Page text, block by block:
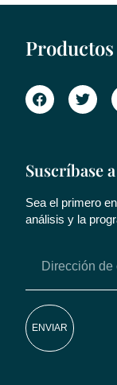
Suscríbase
Sea el primero
análisis y la
ENVIAR